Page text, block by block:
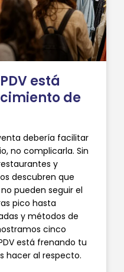
está
de
debería facilitar
no complicarla. Sin
y
descubren que
pueden seguir el
pico hasta
y métodos de
cinco
está frenando tu
hacer al respecto.